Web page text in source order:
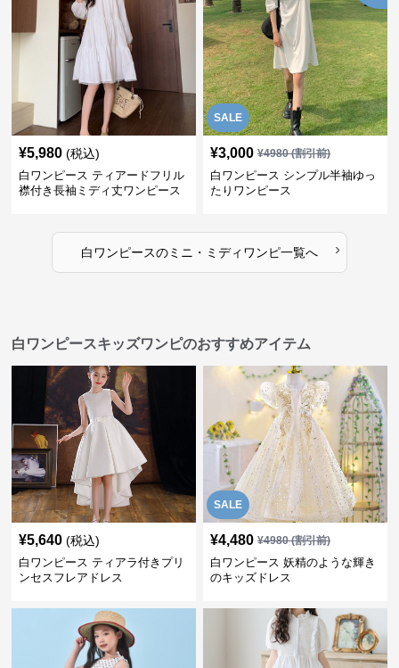
¥5,980 (税込)
白ワンピース ティアードフリル
襟付き長袖ミディ丈ワンピース
SALE
¥3,000 ¥4980(割引前)
白ワンピース シンプル半袖ゆっ
たりワンピース
白ワンピースのミニ・ミディワンピ一覧へ ›
白ワンピースキッズワンピのおすすめアイテム
¥5,640 (税込)
白ワンピース ティアラ付きプリ
ンセスフレアドレス
SALE
¥4,480 ¥4980(割引前)
白ワンピース 妖精のような輝き
のキッズドレス